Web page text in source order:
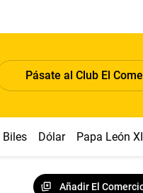
Pásate al Club El
Dólar Papa León
Añadir El